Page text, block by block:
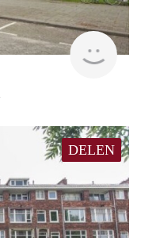
rent
DELEN